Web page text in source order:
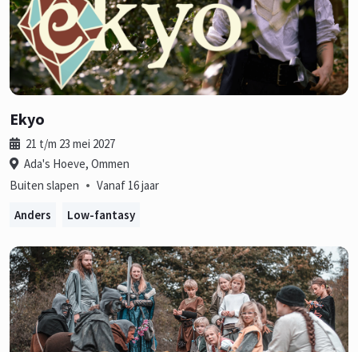
Ekyo
21 t/m 23 mei 2027
Ada's Hoeve, Ommen
Buiten slapen • Vanaf 16 jaar
Anders
Low-fantasy